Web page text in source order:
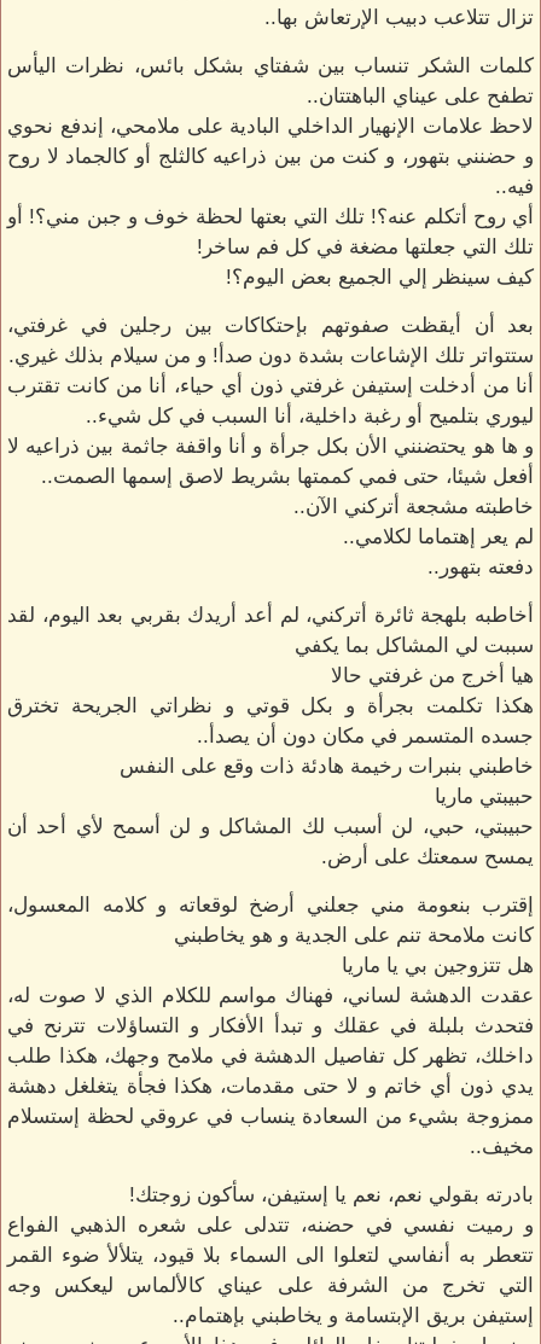
تزال تتلاعب دبيب الإرتعاش بها..
كلمات الشكر تنساب بين شفتاي بشكل بائس، نظرات اليأس
تطفح على عيناي الباهتتان..
لاحظ علامات الإنهيار الداخلي البادية على ملامحي، إندفع نحوي
و حضنني بتهور، و كنت من بين ذراعيه كالثلج أو كالجماد لا روح
فيه..
أي روح أتكلم عنه؟! تلك التي بعتها لحظة خوف و جبن مني؟! أو
تلك التي جعلتها مضغة في كل فم ساخر!
كيف سينظر إلي الجميع بعض اليوم؟!
بعد أن أيقظت صفوتهم بإحتكاكات بين رجلين في غرفتي،
ستتواتر تلك الإشاعات بشدة دون صدأ! و من سيلام بذلك غيري.
أنا من أدخلت إستيفن غرفتي ذون أي حياء، أنا من كانت تقترب
ليوري بتلميح أو رغبة داخلية، أنا السبب في كل شيء..
و ها هو يحتضنني الأن بكل جرأة و أنا واقفة جاثمة بين ذراعيه لا
أفعل شيئا، حتى فمي كممتها بشريط لاصق إسمها الصمت..
خاطبته مشجعة أتركني الآن..
لم يعر إهتماما لكلامي..
دفعته بتهور..
أخاطبه بلهجة ثائرة أتركني، لم أعد أريدك بقربي بعد اليوم، لقد
سببت لي المشاكل بما يكفي
هيا أخرج من غرفتي حالا
هكذا تكلمت بجرأة و بكل قوتي و نظراتي الجريحة تخترق
جسده المتسمر في مكان دون أن يصدأ..
خاطبني بنبرات رخيمة هادئة ذات وقع على النفس
حبيبتي ماريا
حبيبتي، حبي، لن أسبب لك المشاكل و لن أسمح لأي أحد أن
يمسح سمعتك على أرض.
إقترب بنعومة مني جعلني أرضخ لوقعاته و كلامه المعسول،
كانت ملامحة تنم على الجدية و هو يخاطبني
هل تتزوجين بي يا ماريا
عقدت الدهشة لساني، فهناك مواسم للكلام الذي لا صوت له،
فتحدث بلبلة في عقلك و تبدأ الأفكار و التساؤلات تترنح في
داخلك، تظهر كل تفاصيل الدهشة في ملامح وجهك، هكذا طلب
يدي ذون أي خاتم و لا حتى مقدمات، هكذا فجأة يتغلغل دهشة
ممزوجة بشيء من السعادة ينساب في عروقي لحظة إستسلام
مخيف..
بادرته بقولي نعم، نعم يا إستيفن، سأكون زوجتك!
و رميت نفسي في حضنه، تتدلى على شعره الذهبي الفواع
تتعطر به أنفاسي لتعلوا الى السماء بلا قيود، يتلألأ ضوء القمر
التي تخرج من الشرفة على عيناي كالألماس ليعكس وجه
إستيفن بريق الإبتسامة و يخاطبني بإهتمام..